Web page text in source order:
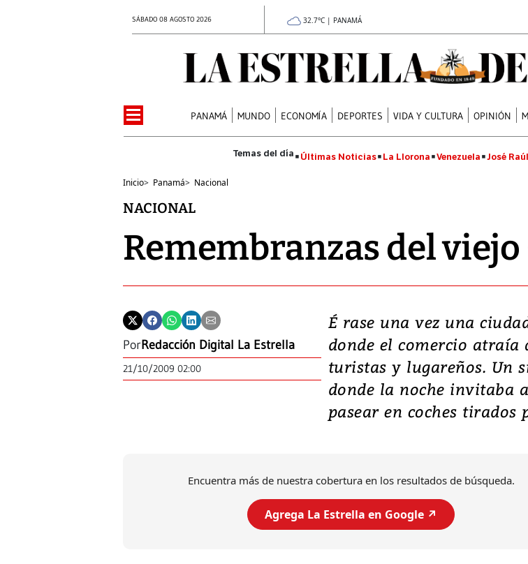
SÁBADO 08 AGOSTO 2026 32.7°C | PANAMÁ
PANAMÁ MUNDO ECONOMÍA DEPORTES VIDA Y CULTURA OPINIÓN
Últimas Noticias La Llorona Venezuela José
Inicio> Panamá> Nacional
NACIONAL
Remembranzas del viejo
PorRedacción Digital La Estrella
21/10/2009 02:00
É rase una vez una
donde el comercio atraía
turistas y lugareños. Un
donde la noche invitaba a
pasear en coches tirados
Encuentra más de nuestra cobertura en los resultados de búsqueda.
Agrega La Estrella en Google ↗️
Video: Lula lanza
candidatura con
promesas de
en defensa,
tierras raras